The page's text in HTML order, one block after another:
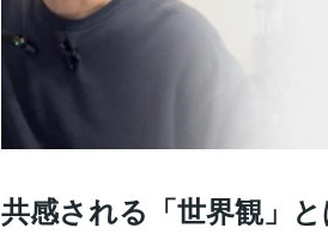
共感される「世界観」